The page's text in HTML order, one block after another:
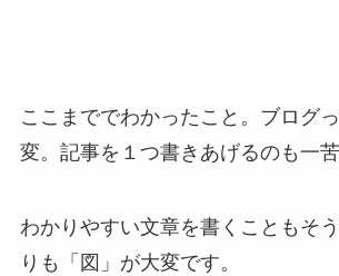
ここまででわかったこと。ブログ
変。記事を１つ書きあげるのも一苦
わかりやすい文章を書くこともそ
りも「図」が大変です。